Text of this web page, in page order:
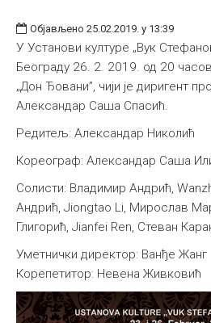
Објављено 25.02.2019. у 13:39
У Установи културе „Вук
Београду 26. 2. 2019. од 20
„Дон Ђовани”, чији је диригент
Александар Саша Спасић.
Редитељ: Александар Николић
Кореограф: Александар Саша
Солисти: Владимир Андрић,
Андрић, Jiongtao Li, Мирослав
Глигорић, Jianfei Ren, Стеван
Уметнички директор: Ванђе Жанг
Корепетитор: Невена Живковић